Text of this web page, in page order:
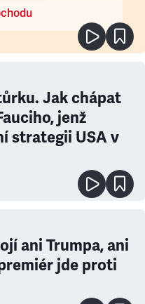
Jak chápat
jenž
strategii USA v
ani Trumpa, ani
jde proti